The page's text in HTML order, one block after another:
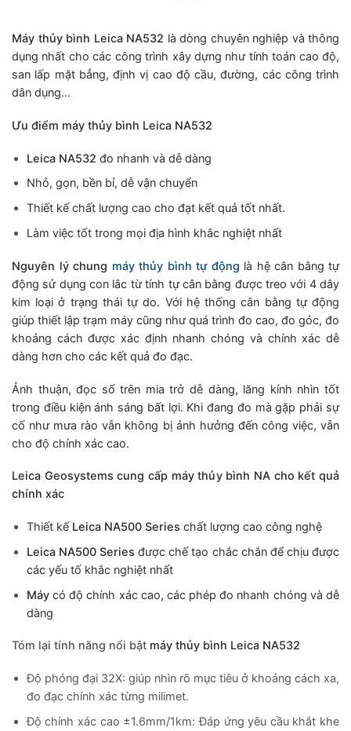
Máy thủy bình Leica NA532 là dòng chuyên nghiệp và thông
dụng nhất cho các công trình xây dựng như tính toán cao độ,
san lấp mặt bẳng, định vị cao độ cầu, đường, các công trình
dân dụng…
Ưu điểm máy thủy bình Leica NA532
Leica NA532 đo nhanh và dễ dàng
Nhỏ, gọn, bền bỉ, dễ vận chuyển
Thiết kế chất lượng cao cho đạt kết quả tốt nhất.
Làm việc tốt trong mọi địa hình khắc nghiệt nhất
Nguyên lý chung máy thủy bình tự động là hệ cân bằng tự
động sử dụng con lắc từ tính tự cân bằng được treo với 4 dây
kim loại ở trạng thái tự do. Với hệ thống cân bằng tự động
giúp thiết lập trạm máy cũng như quá trình đo cao, đo góc, đo
khoảng cách được xác định nhanh chóng và chính xác dễ
dàng hơn cho các kết quả đo đạc.
Ảnh thuận, đọc số trên mia trở dễ dàng, lăng kính nhìn tốt
trong điều kiện ánh sáng bất lợi. Khi đang đo mà gặp phải sự
cố như mưa rào vẫn không bị ảnh hưởng đến công việc, vẫn
cho độ chính xác cao.
Leica Geosystems cung cấp máy thủy bình NA cho kết quả
chính xác
Thiết kế Leica NA500 Series chất lượng cao công nghệ
Leica NA500 Seriesđược chế tạo chắc chắn để chịu được
các yếu tố khắc nghiệt nhất
Máycó độ chính xác cao, các phép đo nhanh chóng và dễ
dàng
Tóm lại tính năng nổi bật máy thủy bình Leica NA532
Độ phóng đại 32X: giúp nhìn rõ mục tiêu ở khoảng cách xa,
đo đạc chính xác từng milimet.
Độ chính xác cao ±1.6mm/1km: Đáp ứng yêu cầu khắt khe